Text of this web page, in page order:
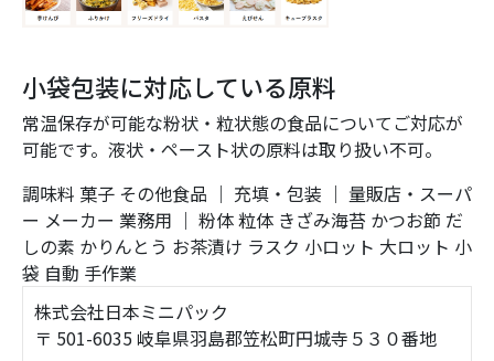
小袋包装に対応している原料
常温保存が可能な粉状・粒状態の食品についてご対応が
可能です。液状・ペースト状の原料は取り扱い不可。
調味料 菓子 その他食品 ｜ 充填・包装 ｜ 量販店・スーパ
ー メーカー 業務用 ｜ 粉体粒体 きざみ海苔 かつお節 だ
しの素 かりんとう お茶漬け ラスク 小ロット 大ロット 小
袋 自動 手作業
株式会社日本ミニパック
〒 501-6035 岐阜県羽島郡笠松町円城寺５３０番地